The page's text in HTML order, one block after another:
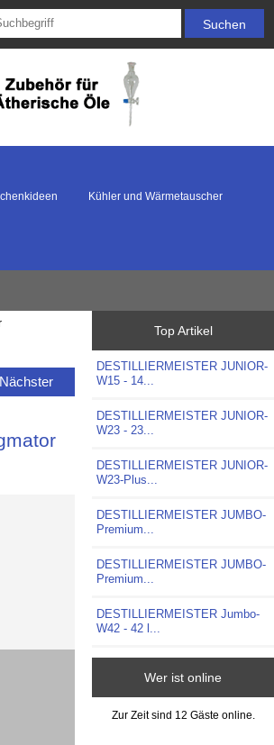
Kühler und Wärmetauscher
Nächster
Top Artikel
DESTILLIERMEISTER JUNIOR-
W15 - 14...
DESTILLIERMEISTER JUNIOR-
W23 - 23...
DESTILLIERMEISTER JUNIOR-
W23-Plus...
DESTILLIERMEISTER JUMBO-
Premium...
DESTILLIERMEISTER JUMBO-
Premium...
DESTILLIERMEISTER Jumbo-
W42 - 42 l...
Wer ist online
Zur Zeit sind 12 Gäste online.